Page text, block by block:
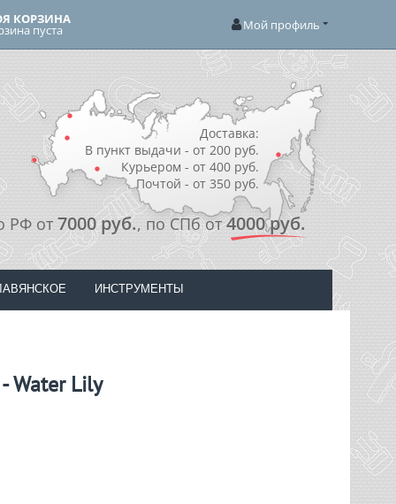
КОРЗИНА
пуста Мой профиль
Доставка:
В пункт выдачи - от 200 руб.
Курьером - от 400 руб.
Почтой - от 350 руб.
РФ от 7000 руб., по СПб от4000 руб.
ИНСТРУМЕНТЫ
Water Lily